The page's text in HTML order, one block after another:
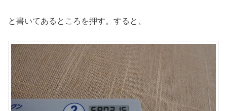
と書いてあるところを押す。すると、